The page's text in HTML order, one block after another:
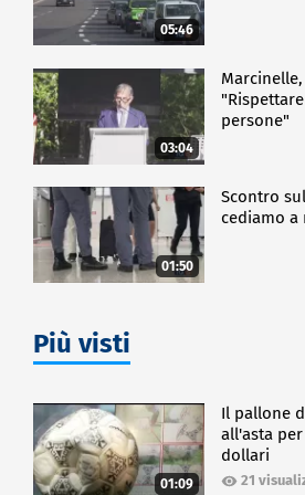
05:46
03:04
persone"
01:50
Scontro
cediamo a
Più visti
01:09
Il pallone
all'asta
dollari
21